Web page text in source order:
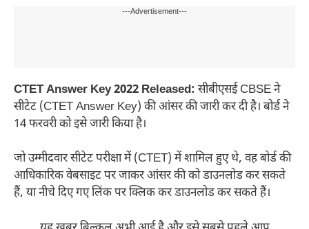
---Advertisement---
CTET Answer Key 2022 Released: सीबीएसई CBSE ने
सीटेट (CTET Answer Key) की आंसर की जारी कर दी है। बोर्ड ने
14 फरवरी को इसे जारी किया है।
जो उम्मीदवार सीटेट परीक्षा में (CTET) में शामिल हुए थे, वह बोर्ड की
आधिकारिक वेबसाइट पर जाकर आंसर की को डाउनलोड कर सकते
हैं, या नीचे दिए गए लिंक पर क्लिक कर डाउनलोड कर सकते हैं।